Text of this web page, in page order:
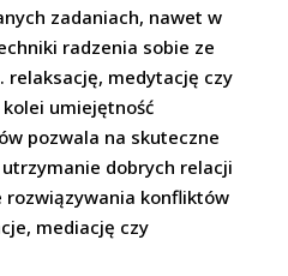
zadaniach, nawet w
radzenia sobie ze
relaksację, medytację czy
umiejętność
pozwala na skuteczne
dobrych relacji
rozwiązywania konfliktów
mediację czy